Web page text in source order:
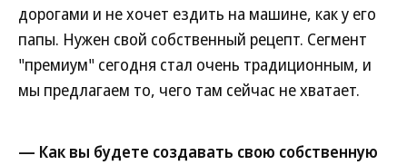
дорогами и не хочет ездить на машине, как у его
папы. Нужен свой собственный рецепт. Сегмент
"премиум" сегодня стал очень традиционным, и
мы предлагаем то, чего там сейчас не хватает.
— Как вы будете создавать свою собственную